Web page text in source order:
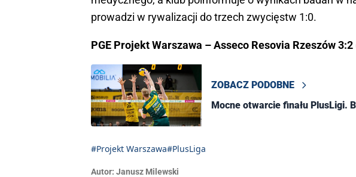
prowadzi w rywalizacji do trzech zwycięstw 1:0.
PGE Projekt Warszawa – Asseco Resovia Rzeszów
ZOBACZ PODOBNE
Mocne otwarcie finału PlusLigi.
#Projekt Warszawa#PlusLiga
Autor: Janusz Milewski